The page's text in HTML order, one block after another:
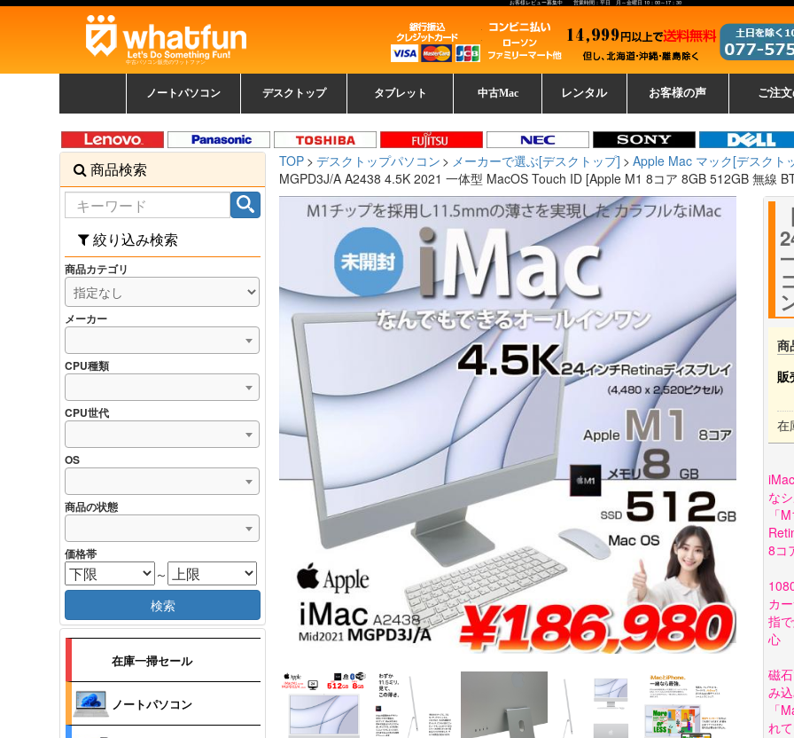
お客様レビュー募集中 営業時間：平日 月～金曜日 10：00～17：30
中古パソコン販売のワットファン
ノートパソコン
覧
パソコン
ッカード
デスクトップ
中古デスクトップ一覧
新品デスクトップ一
覧
ゲーミングパソコン
トレーディングパソ
コン
ッカード
タブレット 中古Mac レンタル お客様の声 ご注
TOP デスクトップパソコン メーカーで選ぶ[デスクトップ] Apple Mac マック[デスクト
MGPD3J/A A2438 4.5K 2021 一体型 MacOS Touch ID [Apple M1 8コア 8GB 512GB 無線
商
販
在
な
「
8コ
カ
指
心
磁
み
「
れ
商品検索
絞り込み検索
商品カテゴリ
メーカー
CPU種類
CPU世代
OS
商品の状態
価格帯
～
検索
在庫一掃セール
ノートパソコン